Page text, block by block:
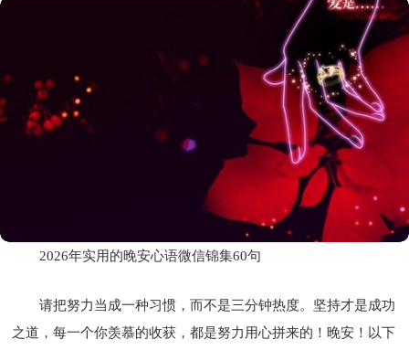
2026年实用的晚安心语微信锦集60句
请把努力当成一种习惯，而不是三分钟热度。坚持才是成功
之道，每一个你羡慕的收获，都是努力用心拼来的！晚安！以下